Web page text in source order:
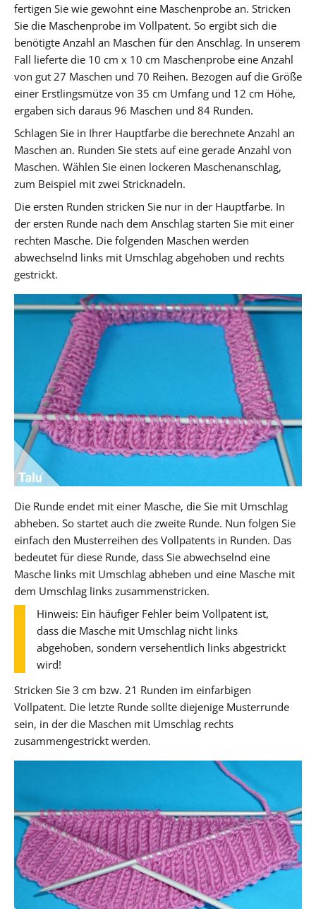
fertigen Sie wie gewohnt eine Maschenprobe an. Stricken
Sie die Maschenprobe im Vollpatent. So ergibt sich die
benötigte Anzahl an Maschen für den Anschlag. In unserem
Fall lieferte die 10 cm x 10 cm Maschenprobe eine Anzahl
von gut 27 Maschen und 70 Reihen. Bezogen auf die Größe
einer Erstlingsmütze von 35 cm Umfang und 12 cm Höhe,
ergaben sich daraus 96 Maschen und 84 Runden.
Schlagen Sie in Ihrer Hauptfarbe die berechnete Anzahl an
Maschen an. Runden Sie stets auf eine gerade Anzahl von
Maschen. Wählen Sie einen lockeren Maschenanschlag,
zum Beispiel mit zwei Stricknadeln.
Die ersten Runden stricken Sie nur in der Hauptfarbe. In
der ersten Runde nach dem Anschlag starten Sie mit einer
rechten Masche. Die folgenden Maschen werden
abwechselnd links mit Umschlag abgehoben und rechts
gestrickt.
Die Runde endet mit einer Masche, die Sie mit Umschlag
abheben. So startet auch die zweite Runde. Nun folgen Sie
einfach den Musterreihen des Vollpatents in Runden. Das
bedeutet für diese Runde, dass Sie abwechselnd eine
Masche links mit Umschlag abheben und eine Masche mit
dem Umschlag links zusammenstricken.
Hinweis: Ein häufiger Fehler beim Vollpatent ist,
dass die Masche mit Umschlag nicht links
abgehoben, sondern versehentlich links abgestrickt
wird!
Stricken Sie 3 cm bzw. 21 Runden im einfarbigen
Vollpatent. Die letzte Runde sollte diejenige Musterrunde
sein, in der die Maschen mit Umschlag rechts
zusammengestrickt werden.